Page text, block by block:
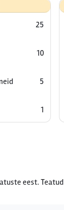
25
10
5
1
eest.